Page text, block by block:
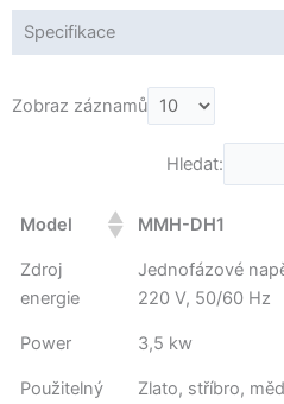
Specifikace
Zobraz záznamů
Hledat:
Model MMH-DH1
Zdroj
energie
Jednofázové
220 V, 50/60 Hz
Power 3,5 kw
Použitelný
Zlato, stříbro,